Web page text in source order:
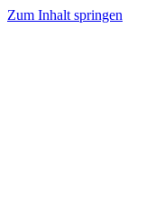
Zum Inhalt springen